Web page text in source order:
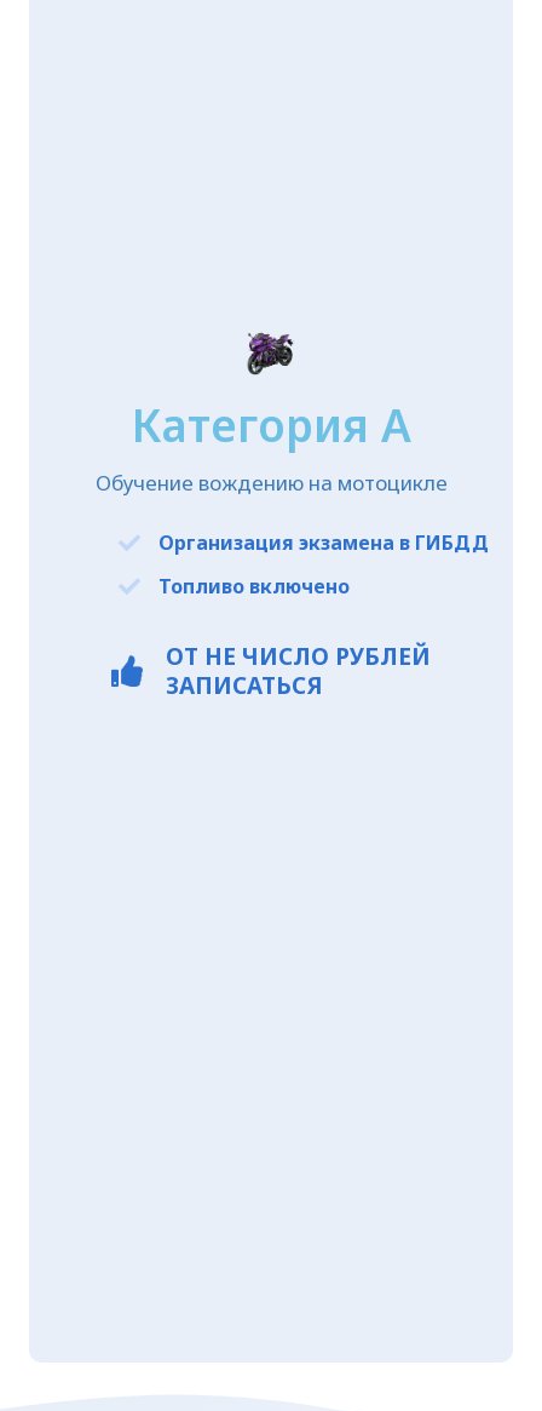
Категория А
Обучение вождению на мотоцикле
Организация экзамена в ГИБДД
Топливо включено
ОТ НЕ ЧИСЛО РУБЛЕЙ
ЗАПИСАТЬСЯ